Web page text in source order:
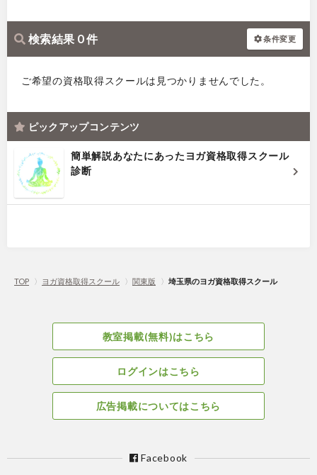
検索結果 0 件 条件変更
ご希望の資格取得スクールは見つかりませんでした。
ピックアップコンテンツ
簡単解説あなたにあったヨガ資格取得スクール
診断
TOP 〉 ヨガ資格取得スクール 〉 関東版 〉 埼玉県のヨガ資格取得スクール
教室掲載(無料)はこちら
ログインはこちら
広告掲載についてはこちら
Facebook